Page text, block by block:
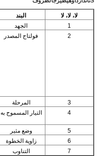
لا، لا، لا البند
1
الجهد
2
فولتاج المصدر
3 المرحلة
4
التيار المسموح به
5
وضع مثير
6
زاوية الخطوة
7
التناوب